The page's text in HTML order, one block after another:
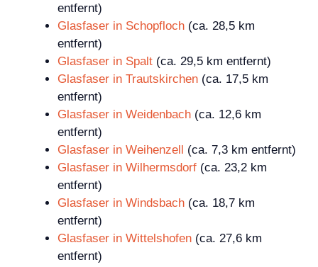
entfernt)
Glasfaser in Schopfloch (ca. 28,5 km
entfernt)
Glasfaser in Spalt (ca. 29,5 km entfernt)
Glasfaser in Trautskirchen (ca. 17,5 km
entfernt)
Glasfaser in Weidenbach (ca. 12,6 km
entfernt)
Glasfaser in Weihenzell (ca. 7,3 km entfernt)
Glasfaser in Wilhermsdorf (ca. 23,2 km
entfernt)
Glasfaser in Windsbach (ca. 18,7 km
entfernt)
Glasfaser in Wittelshofen (ca. 27,6 km
entfernt)